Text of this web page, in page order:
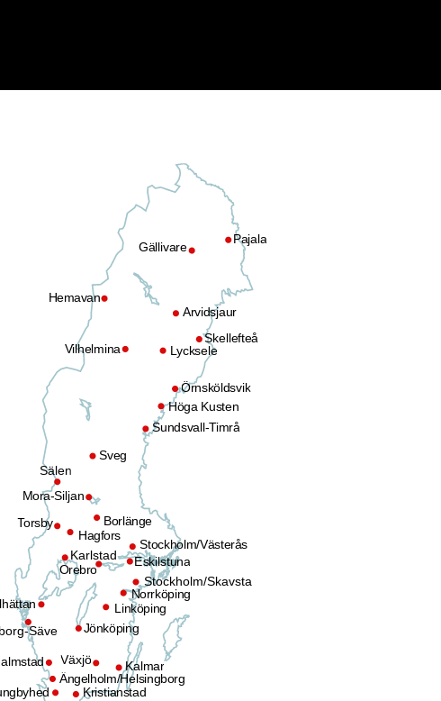
Pajala
Gällivare
Hemavan
Arvidsjaur
Lycksele
Vilhelmina
Höga Kusten
Sveg
Mora-Siljan
Borlänge
Torsby
Hagfors
Stockholm/Västerås
Eskilstuna
Norrköping
Linköping
Kalmar
Kristianstad
Trollhättan
Örebro
Växjö
Halmstad
Ljungbyhed
Jönköping
Örnsköldsvik
Skellefteå
Ängelholm/Helsingborg
Sundsvall-Timrå
Sälen
Stockholm/Skavsta
Karlstad
Säve